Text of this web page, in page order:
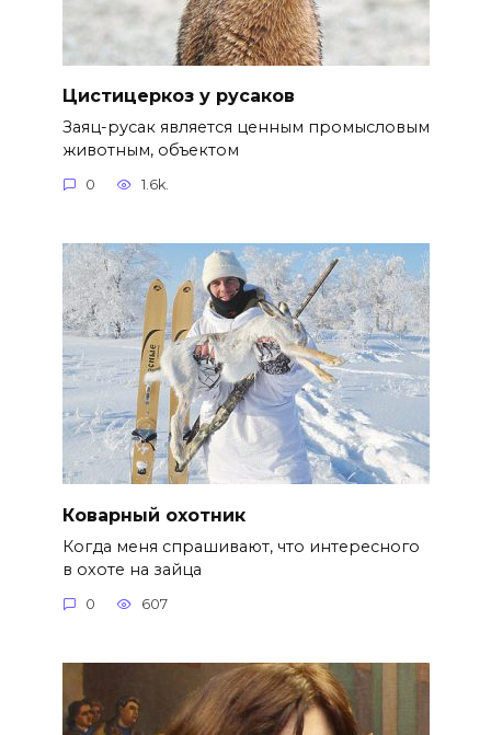
Цистицеркоз у русаков
Заяц-русак является ценным промысловым
животным, объектом
0 1.6k.
Коварный охотник
Когда меня спрашивают, что интересного
в охоте на зайца
0 607